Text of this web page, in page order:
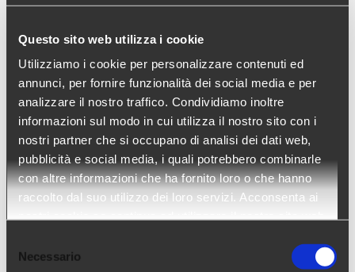
Questo sito web utilizza i cookie
Utilizziamo i cookie per personalizzare contenuti ed
annunci, per fornire funzionalità dei social media e per
analizzare il nostro traffico. Condividiamo inoltre
informazioni sul modo in cui utilizza il nostro sito con i
nostri partner che si occupano di analisi dei dati web,
pubblicità e social media, i quali potrebbero combinarle
con altre informazioni che ha fornito loro o che hanno
raccolto dal suo utilizzo dei loro servizi. Acconsenta ai
nostri cookie se continua ad utilizzare il nostro sito web.
delNecessario
disposizione fino a 10 box di testo
personalizzabili.
Condividere il profilo
: è possibile dare una
valutazione professionale e personale e
condividere la scheda del candidato con il
bottone “share”. È possibile inoltre condividere
la scheda del candidato anche con persone
esterne all’organizzazione. Il sistema tiene
traccia della condivisione e dei feedback
ricevuti.
: è possibile